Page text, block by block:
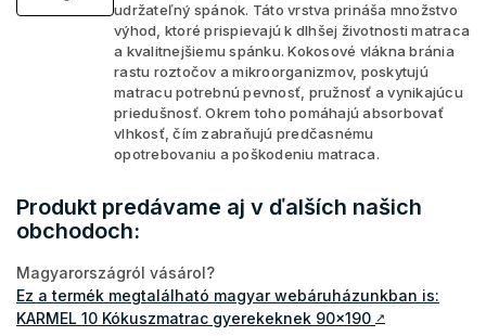
udržateľný spánok. Táto vrstva prináša množstvo
výhod, ktoré prispievajú k dlhšej životnosti matraca
a kvalitnejšiemu spánku. Kokosové vlákna bránia
rastu roztočov a mikroorganizmov, poskytujú
matracu potrebnú pevnosť, pružnosť a vynikajúcu
priedušnosť. Okrem toho pomáhajú absorbovať
vlhkosť, čím zabraňujú predčasnému
opotrebovaniu a poškodeniu matraca.
Produkt predávame aj v ďalších našich
obchodoch:
Magyarországról vásárol?
Ez a termék megtalálható magyar webáruházunkban is:
KARMEL 10 Kókuszmatrac gyerekeknek 90x190 ↗